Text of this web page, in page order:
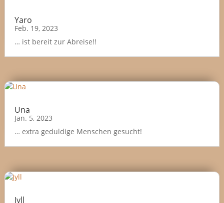
Yaro
Feb. 19, 2023
… ist bereit zur Abreise!!
Una
Jan. 5, 2023
… extra geduldige Menschen gesucht!
Jyll